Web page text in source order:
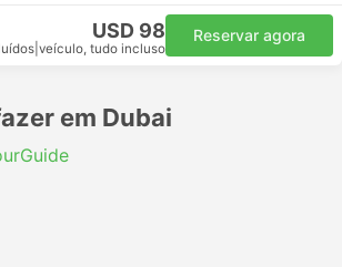
USD 98
veículo, tudo incluso
Reservar agora
em Dubai